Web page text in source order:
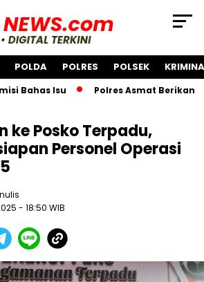
POLDA POLRES POLSEK
Polres Asmat Berikan Bantuan
ke Posko Terpadu,
Personel Operasi
- 18:50 WIB